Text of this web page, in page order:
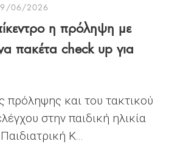
06/2026
η πρόληψη με
πακέτα check up για
πρόληψης και του τακτικού
στην παιδική ηλικία
Κ...